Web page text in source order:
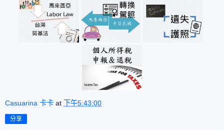
Casuarina 卡卡 at 下午5:43:00
分享